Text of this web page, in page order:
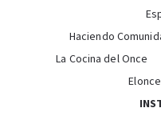
Haciendo
La Cocina del Once